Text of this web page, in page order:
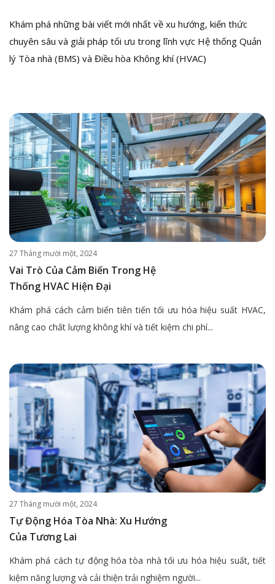
Khám phá những bài viết mới nhất về xu hướng, kiến thức
chuyên sâu và giải pháp tối ưu trong lĩnh vực Hệ thống Quản
lý Tòa nhà (BMS) và Điều hòa Không khí (HVAC)
27 Tháng mười một, 2024
Vai Trò Của Cảm Biến Trong Hệ
Thống HVAC Hiện Đại
Khám phá cách cảm biến tiên tiến tối ưu hóa hiệu suất HVAC,
nâng cao chất lượng không khí và tiết kiệm chi phí...
27 Tháng mười một, 2024
Tự Động Hóa Tòa Nhà: Xu Hướng
Của Tương Lai
Khám phá cách tự động hóa tòa nhà tối ưu hóa hiệu suất, tiết
kiệm năng lượng và cải thiện trải nghiệm người...